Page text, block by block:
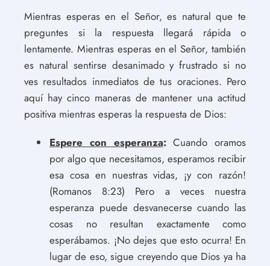
Mientras esperas en el Señor, es natural que te
preguntes si la respuesta llegará rápida o
lentamente. Mientras esperas en el Señor, también
es natural sentirse desanimado y frustrado si no
ves resultados inmediatos de tus oraciones. Pero
aquí hay cinco maneras de mantener una actitud
positiva mientras esperas la respuesta de Dios:
Espere con esperanza:Cuando oramos
por algo que necesitamos, esperamos recibir
esa cosa en nuestras vidas, ¡y con razón!
(Romanos 8:23) Pero a veces nuestra
esperanza puede desvanecerse cuando las
cosas no resultan exactamente como
esperábamos. ¡No dejes que esto ocurra! En
lugar de eso, sigue creyendo que Dios ya ha